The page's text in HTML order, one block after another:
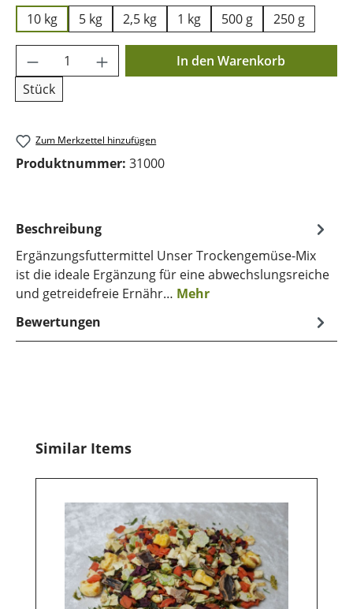
10 kg
5 kg 2,5 kg 1 kg 500 g 250 g
Produkt Anzahl: Gib den gewünschten
Stück
In den Warenkorb
Zum Merkzettel hinzufügen
Produktnummer: 31000
Beschreibung
Ergänzungsfuttermittel Unser Trockengemüse-Mix
ist die ideale Ergänzung für eine abwechslungsreiche
und getreidefreie Ernähr… Mehr
Bewertungen
Produktgalerie überspringen
Similar Items